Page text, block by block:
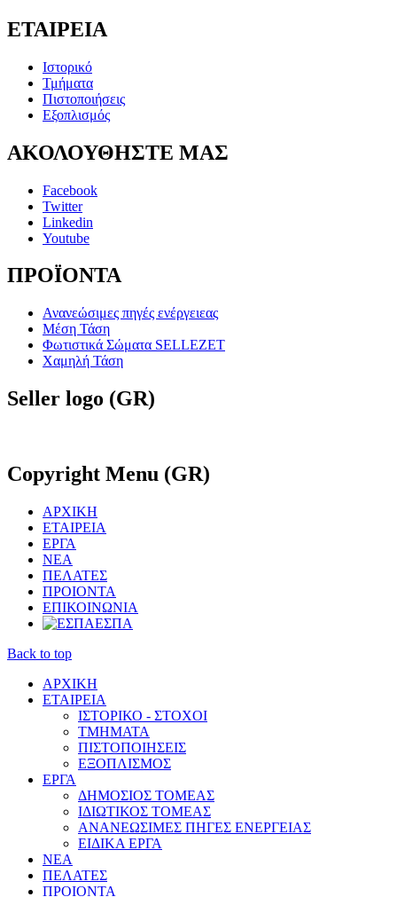
ΕΤΑΙΡΕΙΑ
Ιστορικό
Τμήματα
Πιστοποιήσεις
Εξοπλισμός
ΑΚΟΛΟΥΘΗΣΤΕ ΜΑΣ
Facebook
Twitter
Linkedin
Youtube
ΠΡΟΪΟΝΤΑ
Ανανεώσιμες πηγές ενέργειεας
Μέση Τάση
Φωτιστικά Σώματα SELLEZET
Χαμηλή Τάση
Seller logo (GR)
Copyright Menu (GR)
ΑΡΧΙΚΗ
ΕΤΑΙΡΕΙΑ
ΕΡΓΑ
ΝΕΑ
ΠΕΛΑΤΕΣ
ΠΡΟΙΟΝΤΑ
ΕΠΙΚΟΙΝΩΝΙΑ
ΕΣΠΑ
Back to top
ΑΡΧΙΚΗ
ΕΤΑΙΡΕΙΑ
ΙΣΤΟΡΙΚΟ - ΣΤΟΧΟΙ
ΤΜΗΜΑΤΑ
ΠΙΣΤΟΠΟΙΗΣΕΙΣ
ΕΞΟΠΛΙΣΜΟΣ
ΕΡΓΑ
ΔΗΜΟΣΙΟΣ ΤΟΜΕΑΣ
ΙΔΙΩΤΙΚΟΣ ΤΟΜΕΑΣ
ΑΝΑΝΕΩΣΙΜΕΣ ΠΗΓΕΣ ΕΝΕΡΓΕΙΑΣ
ΕΙΔΙΚΑ ΕΡΓΑ
ΝΕΑ
ΠΕΛΑΤΕΣ
ΠΡΟΙΟΝΤΑ